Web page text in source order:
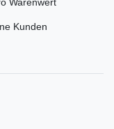
Warenwert
Kunden